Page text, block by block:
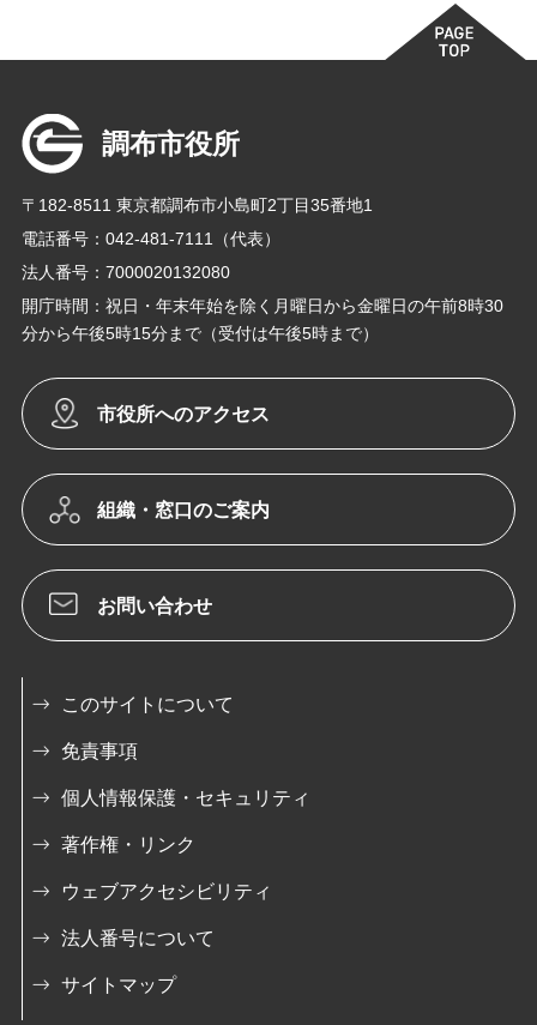
調布市役所
〒182-8511 東京都調布市小島町2丁目35番地1
電話番号：042-481-7111（代表）
法人番号：7000020132080
開庁時間：祝日・年末年始を除く月曜日から金曜日の午前8時30
分から午後5時15分まで（受付は午後5時まで）
市役所へのアクセス
組織・窓口のご案内
お問い合わせ
このサイトについて
免責事項
個人情報保護・セキュリティ
著作権・リンク
ウェブアクセシビリティ
法人番号について
サイトマップ